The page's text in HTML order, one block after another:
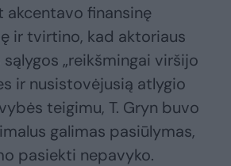
akcentavo finansinę
ir tvirtino, kad aktoriaus
„reikšmingai viršijo
ir nusistovėjusią atlygio
teigimu, T. Gryn buvo
galimas pasiūlymas,
pasiekti nepavyko.